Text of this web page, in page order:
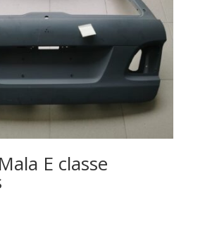
E classe